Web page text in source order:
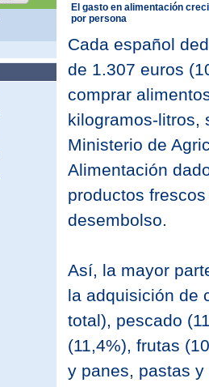
El gasto en alimentación
por persona
Cada español
de 1.307 euros
comprar
kilogramos-litros,
Ministerio de
Alimentación
productos
desembolso.
Así, la mayor
la adquisición de
total), pescado
(11,4%), frutas
y panes, pastas